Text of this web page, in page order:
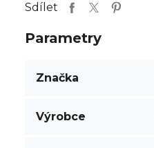
Sdílet
Parametry
Značka
Výrobce